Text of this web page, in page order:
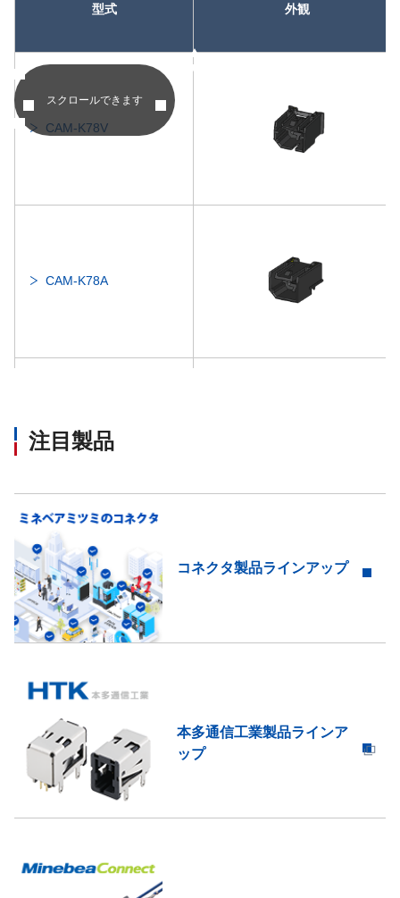
スクロールできます
型式 外観
CAM-K78V
CAM-K78A
CAM-K81
注目製品
コネクタ製品ラインアップ
本多通信工業製品ラインア
ップ